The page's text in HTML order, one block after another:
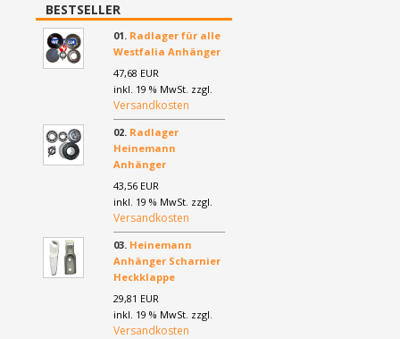
BESTSELLER
01. Radlager für alle
Westfalia Anhänger
47,68 EUR
inkl. 19 % MwSt. zzgl.
Versandkosten
02. Radlager
Heinemann
Anhänger
43,56 EUR
inkl. 19 % MwSt. zzgl.
Versandkosten
03. Heinemann
Anhänger Scharnier
Heckklappe
29,81 EUR
inkl. 19 % MwSt. zzgl.
Versandkosten